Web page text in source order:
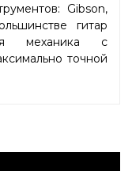
Gibson,
гитар
механика с
точной